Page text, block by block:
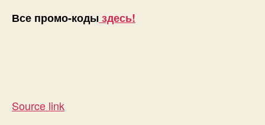
Все промо-кодыздесь!
Source link